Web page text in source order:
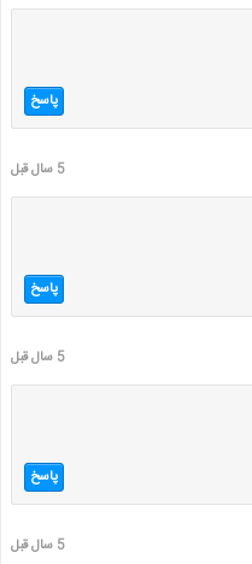
پاسخ
5 سال قبل
پاسخ
5 سال قبل
پاسخ
5 سال قبل